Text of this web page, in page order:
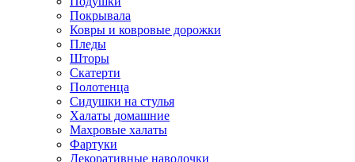
Покрывала
Ковры и ковровые дорожки
Пледы
Шторы
Скатерти
Полотенца
Сидушки на стулья
Халаты домашние
Махровые халаты
Фартуки
Декоративные наволочки